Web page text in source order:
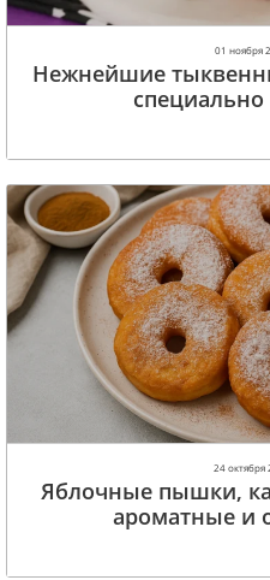
01 ноября
Нежнейшие
24 октября
Яблочные пышки,
ароматные и